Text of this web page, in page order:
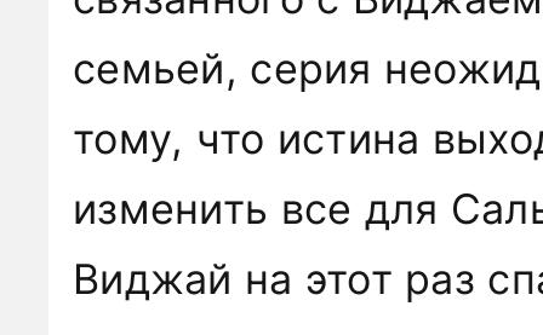
семьей, серия
тому, что истина
изменить все для
Виджай на этот раз